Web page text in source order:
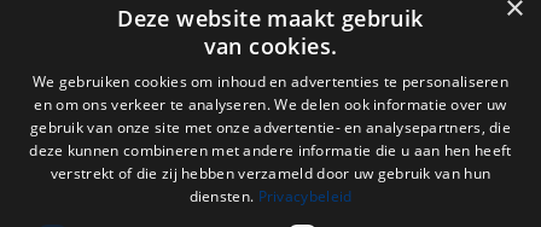
Openingstijden
Nieuwsbrief
Deze website maakt gebruik
van cookies.
We gebruiken cookies om inhoud en advertenties te personaliseren
en om ons verkeer te analyseren. We delen ook informatie over uw
gebruik van onze site met onze advertentie- en analysepartners, die
deze kunnen combineren met andere informatie die u aan hen heeft
verstrekt of die zij hebben verzameld door uw gebruik van hun
diensten. Privacybeleid